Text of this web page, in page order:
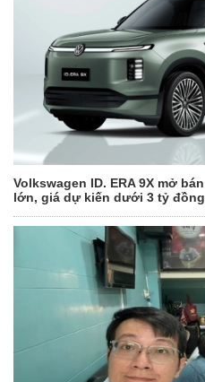
Volkswagen ID. ERA 9X mở
lớn, giá dự kiến dưới 3 tỷ đồng